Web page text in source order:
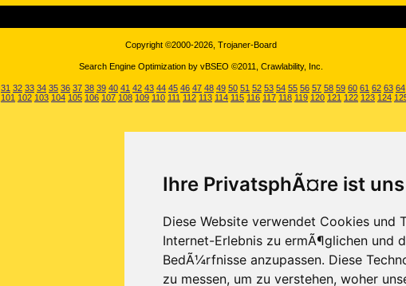
Ihre PrivatsphÃ¤re ist
Diese Website verwendet Cookies und
Internet-Erlebnis zu ermÃ¶glichen und
BedÃ¼rfnisse anzupassen. Diese
zu messen, um zu verstehen, woher
Copyright ©2000-2026, Trojaner-Board
Search Engine Optimization by vBSEO ©2011, Crawlability, Inc.
31 32 33 34 35 36 37 38 39 40 41 42 43 44 45 46 47 48 49 50 51 52 53 54 55 56 57 58 59 60 61 62 63 64
101 102 103 104 105 106 107 108 109 110 111 112 113 114 115 116 117 118 119 120 121 122 123 124